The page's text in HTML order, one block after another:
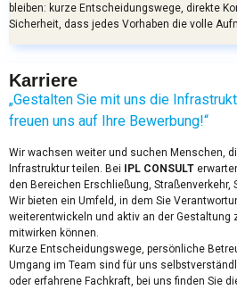
bleiben: kurze Entscheidungswege, direkte
Sicherheit, dass jedes Vorhaben die volle
Karriere
„Gestalten Sie mit uns die
freuen uns auf Ihre Bewerbung!“
Wir wachsen weiter und suchen Menschen,
Infrastruktur teilen. Bei
IPL CONSULT
den Bereichen Erschließung, Straßenverkehr,
Wir bieten ein Umfeld, in dem Sie
weiterentwickeln und aktiv an der Gestaltung
mitwirken können.
Kurze Entscheidungswege, persönliche
Umgang im Team sind für uns
oder erfahrene Fachkraft, bei uns finden Sie